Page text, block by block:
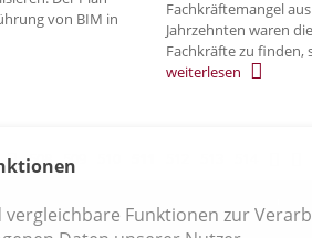
von BIM in
Fachkräftemangel
Jahrzehnten waren
Fachkräfte zu finden,
weiterlesen
508 509
Funktionen zur